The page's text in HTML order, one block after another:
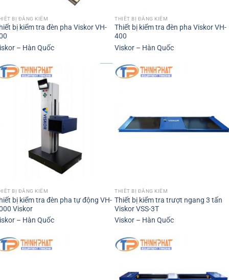
BỊ ĐĂNG KIỂM
bị kiểm tra đèn pha Viskor VH-
– Hàn Quốc
THIẾT BỊ ĐĂNG KIỂM
Thiết bị kiểm tra đèn pha Viskor VH-
400
Viskor – Hàn Quốc
BỊ ĐĂNG KIỂM
bị kiểm tra đèn pha tự động VH-
Viskor
– Hàn Quốc
THIẾT BỊ ĐĂNG KIỂM
Thiết bị kiểm tra trượt ngang 3 tấn
Viskor VSS-3T
Viskor – Hàn Quốc